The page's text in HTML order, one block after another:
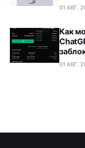
01 АВГ.
Как
01 АВГ.